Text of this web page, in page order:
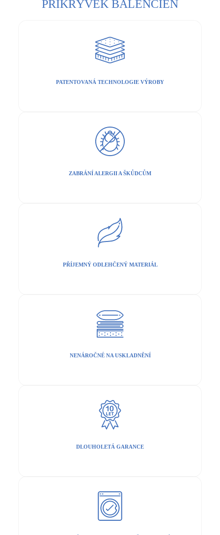
PŘIKRÝVEK BALENCIEN
PATENTOVANÁ TECHNOLOGIE VÝROBY
ZABRÁNÍ ALERGII A ŠKŮDCŮM
PŘÍJEMNÝ ODLEHČENÝ MATERIÁL
NENÁROČNÉ NA USKLADNĚNÍ
DLOUHOLETÁ GARANCE